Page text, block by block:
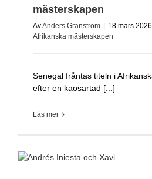
mästerskapen
AvAnders Granström | 18 mars
Afrikanska mästerskapen
Senegal fråntas titeln i
efter en kaosartad [...]
Läs mer